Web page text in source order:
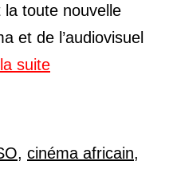
toute nouvelle
et de l’audiovisuel
suite
, cinéma africain,